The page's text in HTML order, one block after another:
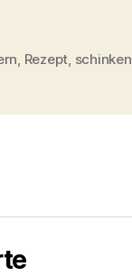
, Rezept, schinken